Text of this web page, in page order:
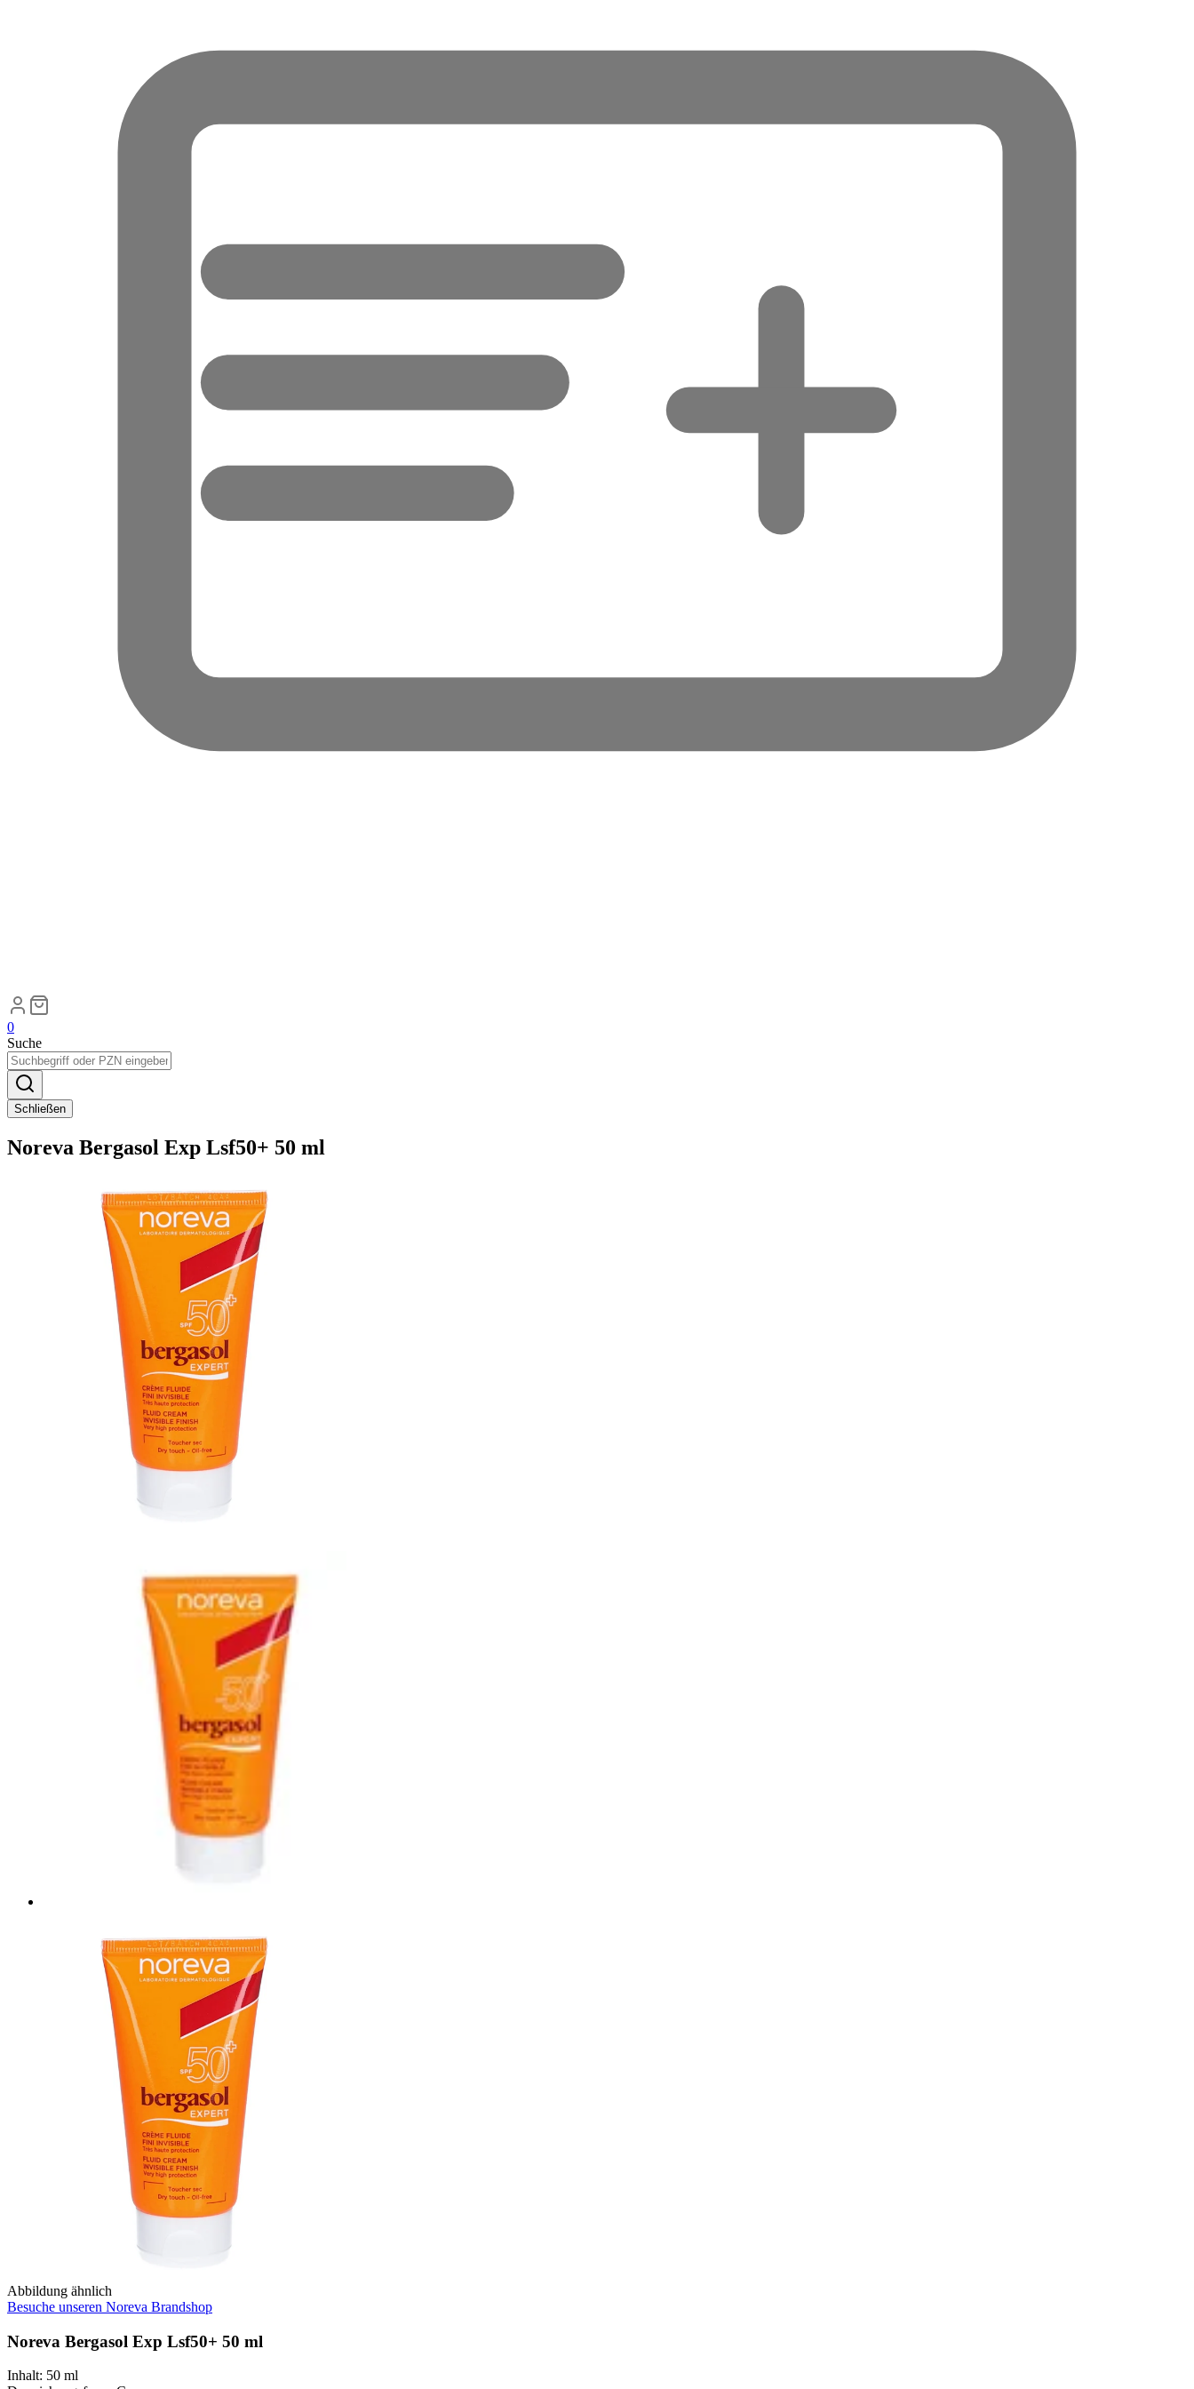
0
Suche
Schließen
Noreva Bergasol Exp Lsf50+ 50 ml
Abbildung ähnlich
Besuche unseren Noreva Brandshop
Noreva Bergasol Exp Lsf50+ 50 ml
Inhalt: 50 ml